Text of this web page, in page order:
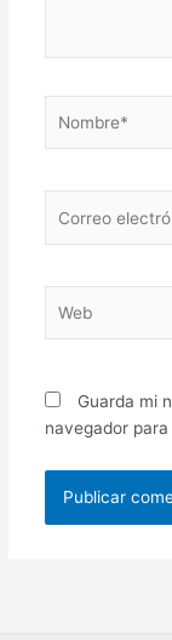
electrónico*
Guarda mi
navegador